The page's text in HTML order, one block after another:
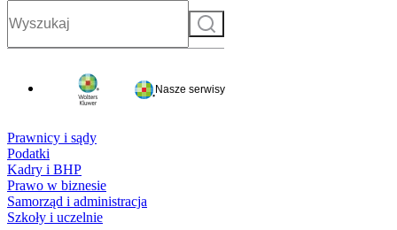
Szukaj
Nasze serwisy
Prawnicy i sądy
Podatki
Kadry i BHP
Prawo w biznesie
Samorząd i administracja
Szkoły i uczelnie